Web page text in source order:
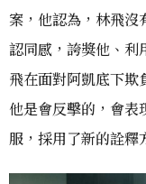
案，他認為，林飛沒
認同感，誇獎他、利
飛在面對阿凱底下欺
他是會反擊的，會表
服，採用了新的詮釋